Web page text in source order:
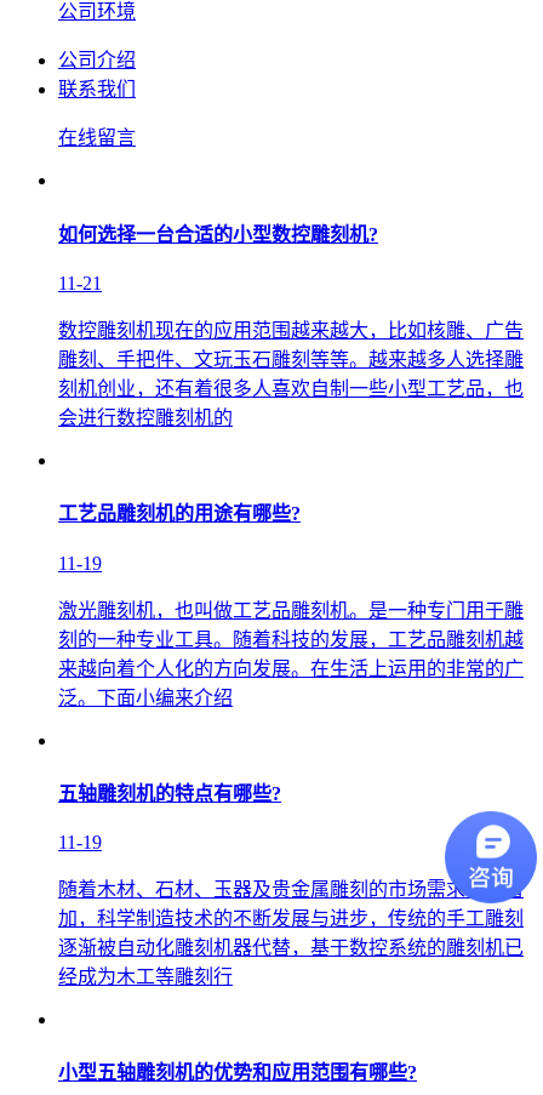
公司环境
公司介绍
联系我们
在线留言
如何选择一台合适的小型数控雕刻机?
11-21
数控雕刻机现在的应用范围越来越大，比如核雕、广告
雕刻、手把件、文玩玉石雕刻等等。越来越多人选择雕
刻机创业，还有着很多人喜欢自制一些小型工艺品，也
会进行数控雕刻机的
工艺品雕刻机的用途有哪些?
11-19
激光雕刻机，也叫做工艺品雕刻机。是一种专门用于雕
刻的一种专业工具。随着科技的发展，工艺品雕刻机越
来越向着个人化的方向发展。在生活上运用的非常的广
泛。下面小编来介绍
五轴雕刻机的特点有哪些?
11-19
随着木材、石材、玉器及贵金属雕刻的市场需求持续增
加，科学制造技术的不断发展与进步，传统的手工雕刻
逐渐被自动化雕刻机器代替，基于数控系统的雕刻机已
经成为木工等雕刻行
小型五轴雕刻机的优势和应用范围有哪些?